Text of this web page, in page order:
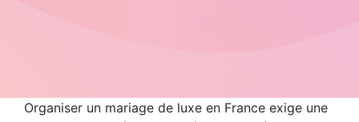
Organiser un mariage de luxe en France exige une